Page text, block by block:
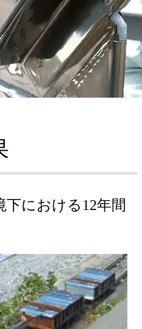
下における12年間